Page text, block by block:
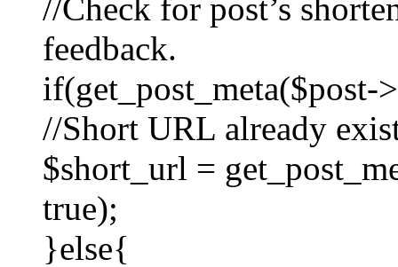
//Check for post’s
feedback.
//Short URL already
$short_url =
true);
}else{